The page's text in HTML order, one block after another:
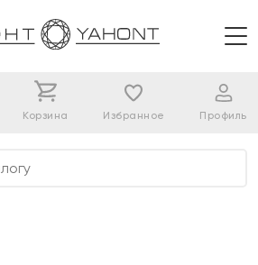
Корзина Избранное Профиль